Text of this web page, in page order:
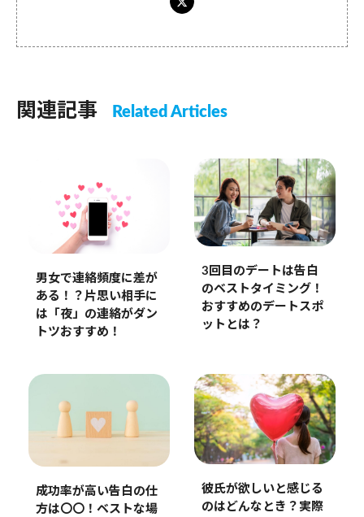
関連記事 Related Articles
男女で連絡頻度に差が
ある！？片思い相手に
は「夜」の連絡がダン
トツおすすめ！
3回目のデートは告白
のベストタイミング！
おすすめのデートスポ
ットとは？
成功率が高い告白の仕
方は〇〇！ベストな場
彼氏が欲しいと感じる
のはどんなとき？実際